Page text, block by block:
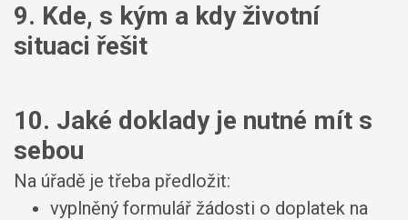
9. Kde, s kým a kdy životní
situaci řešit
10. Jaké doklady je nutné mít s
sebou
Na úřadě je třeba předložit:
vyplněný formulář žádosti o doplatek na